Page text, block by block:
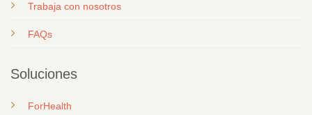
Trabaja con nosotros
FAQs
Soluciones
ForHealth